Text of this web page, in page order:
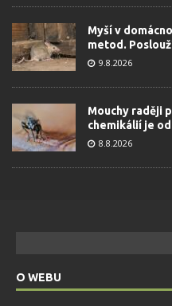
Myší v
metod.
9.8.2026
Mouchy raději
chemikálií je
8.8.2026
O WEBU